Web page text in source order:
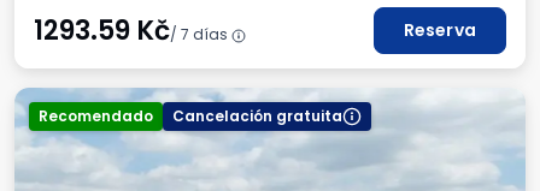
1293.59 Kč/ 7 días Reserva
Recomendado Cancelación gratuita